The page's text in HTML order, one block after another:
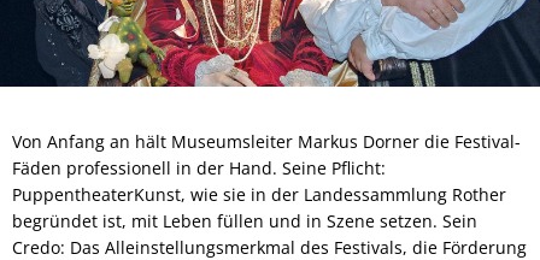
Von Anfang an hält Museumsleiter Markus Dorner die Festival-
Fäden professionell in der Hand. Seine Pflicht:
PuppentheaterKunst, wie sie in der Landessammlung Rother
begründet ist, mit Leben füllen und in Szene setzen. Sein
Credo: Das Alleinstellungsmerkmal des Festivals, die Förderung